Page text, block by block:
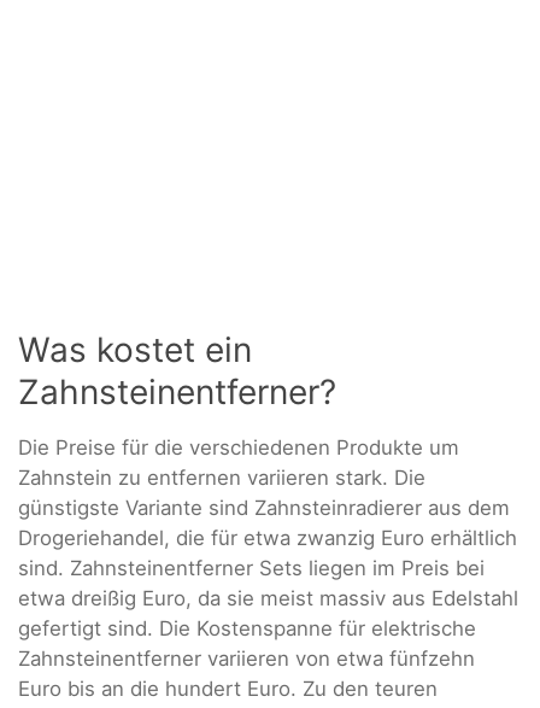
Was kostet ein
Zahnsteinentferner?
Die Preise für die verschiedenen Produkte um
Zahnstein zu entfernen variieren stark. Die
günstigste Variante sind Zahnsteinradierer aus dem
Drogeriehandel, die für etwa zwanzig Euro erhältlich
sind. Zahnsteinentferner Sets liegen im Preis bei
etwa dreißig Euro, da sie meist massiv aus Edelstahl
gefertigt sind. Die Kostenspanne für elektrische
Zahnsteinentferner variieren von etwa fünfzehn
Euro bis an die hundert Euro. Zu den teuren